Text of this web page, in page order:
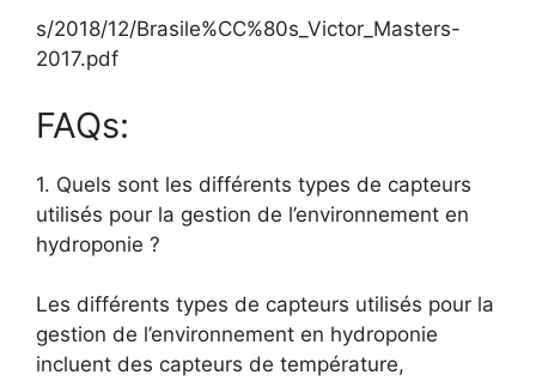
s/2018/12/Brasile%CC%80s_Victor_Masters-
2017.pdf
FAQs:
1. Quels sont les différents types de capteurs
utilisés pour la gestion de l’environnement en
hydroponie ?
Les différents types de capteurs utilisés pour la
gestion de l’environnement en hydroponie
incluent des capteurs de température,